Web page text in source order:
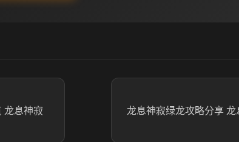
龙息神寂
龙息神寂绿龙攻略分享